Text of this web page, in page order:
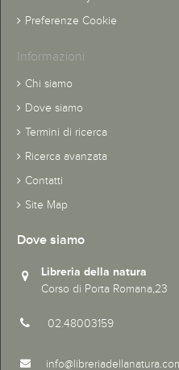
Preferenze Cookie
Informazioni
Chi siamo
Dove siamo
Termini di ricerca
Ricerca avanzata
Contatti
Site Map
Dove siamo
Libreria della natura
Corso di Porta
02.48003159